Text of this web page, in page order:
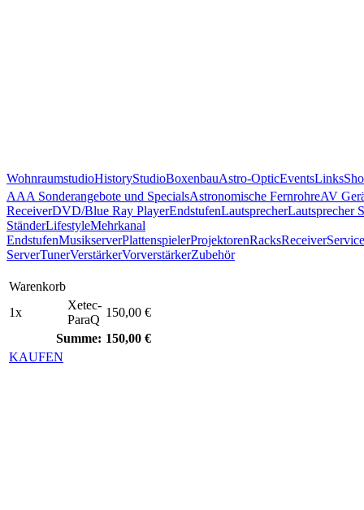
WohnraumstudioHistoryStudioBoxenbauAstro-OpticEventsLinks
AAA Sonderangebote und SpecialsAstronomische FernrohreAV
ReceiverDVD/Blue Ray PlayerEndstufenLautsprecherLautsprecher
StänderLifestyleMehrkanal
EndstufenMusikserverPlattenspielerProjektorenRacksReceiverService
ServerTunerVerstärkerVorverstärkerZubehör
Warenkorb
1x
Xetec-
ParaQ
150,00 €
Summe: 150,00 €
KAUFEN